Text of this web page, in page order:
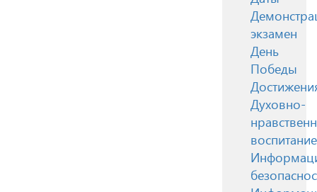
экзамен
День
Победы
Духовно-
воспитание